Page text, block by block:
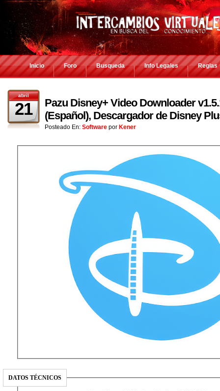
Inicio Foro Busqueda Info Legales Reglas
abril
21
Pazu Disney+ Video Downloader
(Español), Descargador de Disney
Posteado En: Software por Kener
DATOS TÉCNICOS